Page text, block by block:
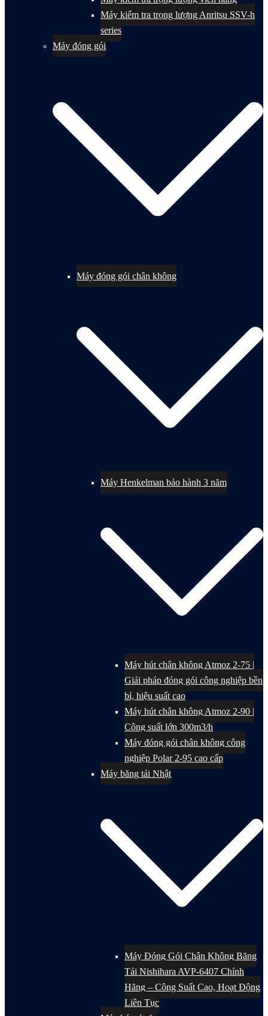
Máy kiểm tra trọng lượng Anritsu SSV-h
series
Máy đóng gói
Máy đóng gói chân không
Máy Henkelman bảo hành 3 năm
Máy hút chân không Atmoz 2-75 |
Giải pháp đóng gói công nghiệp bền
bỉ, hiệu suất cao
Máy hút chân không Atmoz 2-90 |
Công suất lớn 300m3/h
Máy đóng gói chân không công
nghiệp Polar 2-95 cao cấp
Máy băng tải Nhật
Máy Đóng Gói Chân Không Băng
Tải Nishihara AVP-6407 Chính
Hãng – Công Suất Cao, Hoạt Động
Liên Tục